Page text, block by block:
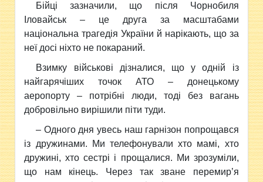
Бійці зазначили, що після Чорнобиля
Іловайськ – це друга за масштабами
національна трагедія України й нарікають, що за
неї досі ніхто не покараний.
Взимку військові дізналися, що у одній із
найгарячіших точок АТО – донецькому
аеропорту – потрібні люди, тоді без вагань
добровільно вирішили піти туди.
– Одного дня увесь наш гарнізон попрощався
із дружинами. Ми телефонували хто мамі, хто
дружині, хто сестрі і прощалися. Ми зрозуміли,
що нам кінець. Через так зване перемир’я